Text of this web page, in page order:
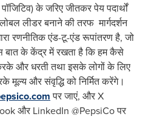
के जरिए जीतकर पेय पदार्थों
लीडर बनाने की तरफ मार्गदर्शन
रणनीतिक एंड-टू-एंड रूपांतरण है, जो
बात के केंद्र में रखता है कि हम कैसे
और धरती तथा इसके लोगों के लिए
मूल्य और संवृद्धि को निर्मित करेंगे।
पर जाएं, और X
और LinkedIn @PepsiCo पर